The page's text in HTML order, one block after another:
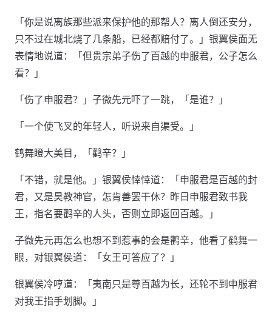
「你是说离族那些派来保护他的那帮人？离人倒还安分，
只不过在城北烧了几条船，已经都赔付了。」银翼侯面无
表情地说道：「但贵宗弟子伤了百越的申服君，公子怎么
看？」
「伤了申服君？」子微先元吓了一跳，「是谁？」
「一个使飞叉的年轻人，听说来自渠受。」
鹤舞瞪大美目，「鹳辛？」
「不错，就是他。」银翼侯悻悻道：「申服君是百越的封
君，又是昊教神官，怎肯善罢干休？昨日申服君致书我
王，指名要鹳辛的人头，否则立即返回百越。」
子微先元再怎么也想不到惹事的会是鹳辛，他看了鹤舞一
眼，对银翼侯道：「女王可答应了？」
银翼侯冷哼道：「夷南只是尊百越为长，还轮不到申服君
对我王指手划脚。」